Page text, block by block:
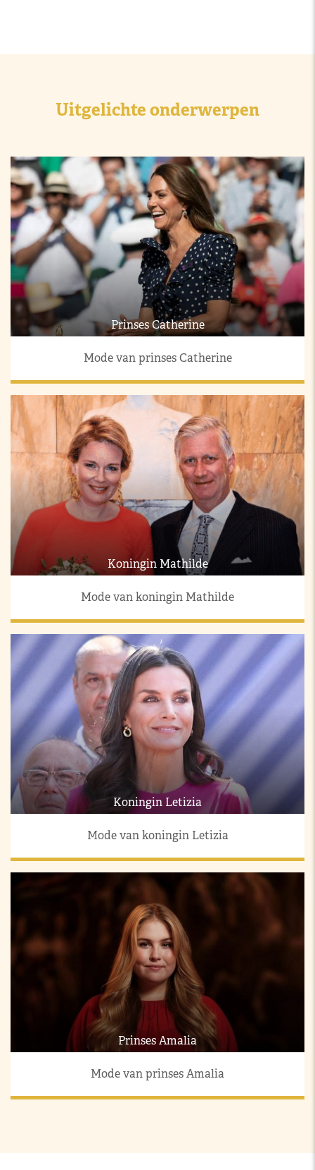
Uitgelichte onderwerpen
Prinses Catherine
Mode van prinses Catherine
Koningin Mathilde
Mode van koningin Mathilde
Koningin Letizia
Mode van koningin Letizia
Prinses Amalia
Mode van prinses Amalia